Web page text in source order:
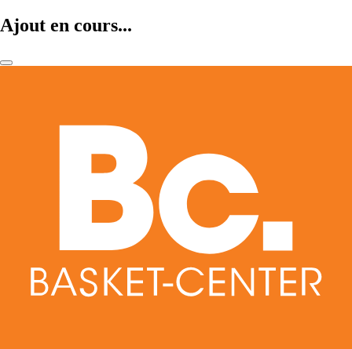
Ajout en cours...